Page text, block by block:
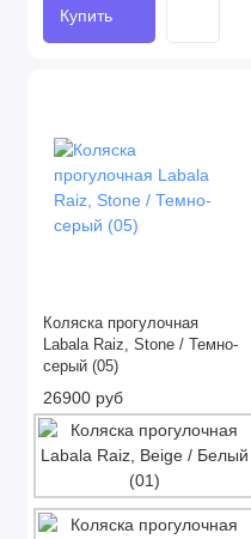
Купить
Коляска прогулочная
Labala Raiz, Stone / Темно-
серый (05)
26900 руб